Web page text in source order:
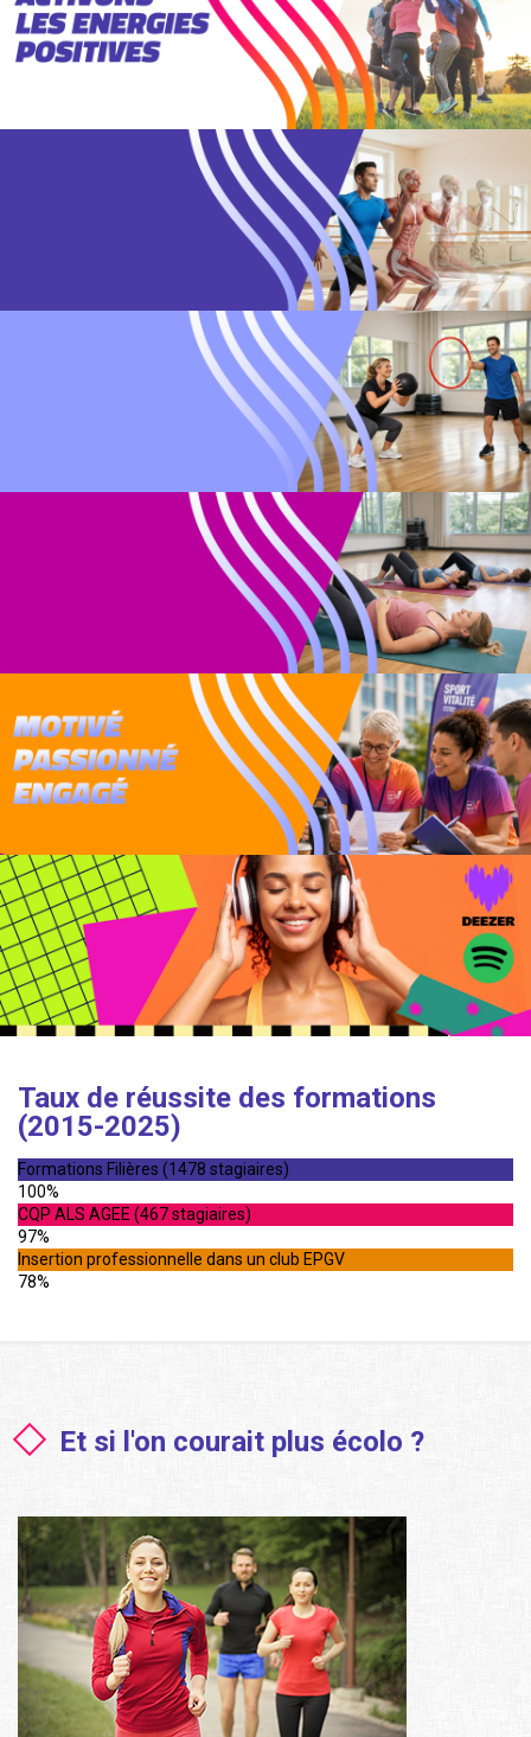
Taux de réussite des formations
(2015-2025)
Formations Filières (1478 stagiaires)
100%
CQP ALS AGEE (467 stagiaires)
97%
Insertion professionnelle dans un club EPGV
78%
Et si l'on courait plus écolo ?